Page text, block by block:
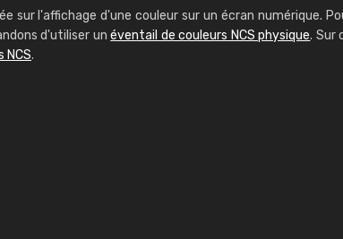
sur l'affichage d'une couleur sur un écran numérique.
d'utiliser unéventail de couleurs NCS physique. Sur
NCS.